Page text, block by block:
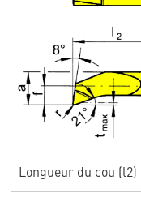
Longueur du cou (l2)